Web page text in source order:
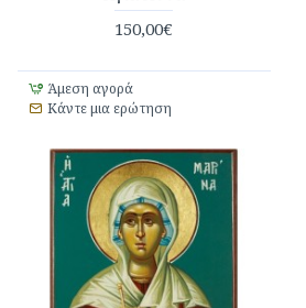
150,00€
Άμεση αγορά
Κάντε μια ερώτηση